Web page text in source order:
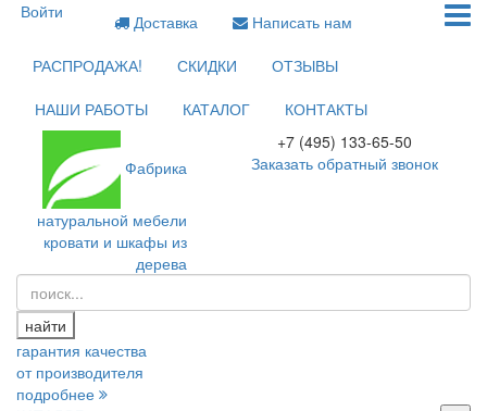
Войти Доставка
Написать нам
РАСПРОДАЖА!
СКИДКИ
ОТЗЫВЫ
НАШИ РАБОТЫ
КАТАЛОГ КОНТАКТЫ
Фабрика
натуральной мебели
кровати и шкафы из
дерева
+7 (495) 133-65-50
Заказать обратный звонок
найти
гарантия качества
от производителя
подробнее